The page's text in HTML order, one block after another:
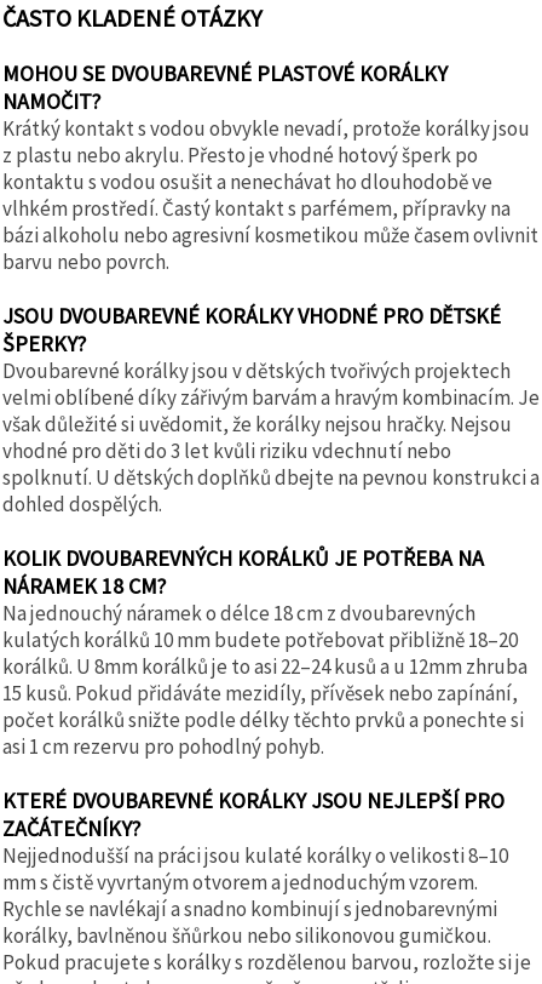
ČASTO KLADENÉ OTÁZKY
MOHOU SE DVOUBAREVNÉ PLASTOVÉ KORÁLKY
NAMOČIT?
Krátký kontakt s vodou obvykle nevadí, protože korálky jsou
z plastu nebo akrylu. Přesto je vhodné hotový šperk po
kontaktu s vodou osušit a nenechávat ho dlouhodobě ve
vlhkém prostředí. Častý kontakt s parfémem, přípravky na
bázi alkoholu nebo agresivní kosmetikou může časem ovlivnit
barvu nebo povrch.
JSOU DVOUBAREVNÉ KORÁLKY VHODNÉ PRO DĚTSKÉ
ŠPERKY?
Dvoubarevné korálky jsou v dětských tvořivých projektech
velmi oblíbené díky zářivým barvám a hravým kombinacím. Je
však důležité si uvědomit, že korálky nejsou hračky. Nejsou
vhodné pro děti do 3 let kvůli riziku vdechnutí nebo
spolknutí. U dětských doplňků dbejte na pevnou konstrukci a
dohled dospělých.
KOLIK DVOUBAREVNÝCH KORÁLKŮ JE POTŘEBA NA
NÁRAMEK 18 CM?
Na jednouchý náramek o délce 18 cm z dvoubarevných
kulatých korálků 10 mm budete potřebovat přibližně 18–20
korálků. U 8mm korálků je to asi 22–24 kusů a u 12mm zhruba
15 kusů. Pokud přidáváte mezidíly, přívěsek nebo zapínání,
počet korálků snižte podle délky těchto prvků a ponechte si
asi 1 cm rezervu pro pohodlný pohyb.
KTERÉ DVOUBAREVNÉ KORÁLKY JSOU NEJLEPŠÍ PRO
ZAČÁTEČNÍKY?
Nejjednodušší na práci jsou kulaté korálky o velikosti 8–10
mm s čistě vyvrtaným otvorem a jednoduchým vzorem.
Rychle se navlékají a snadno kombinují s jednobarevnými
korálky, bavlněnou šňůrkou nebo silikonovou gumičkou.
Pokud pracujete s korálky s rozdělenou barvou, rozložte si je